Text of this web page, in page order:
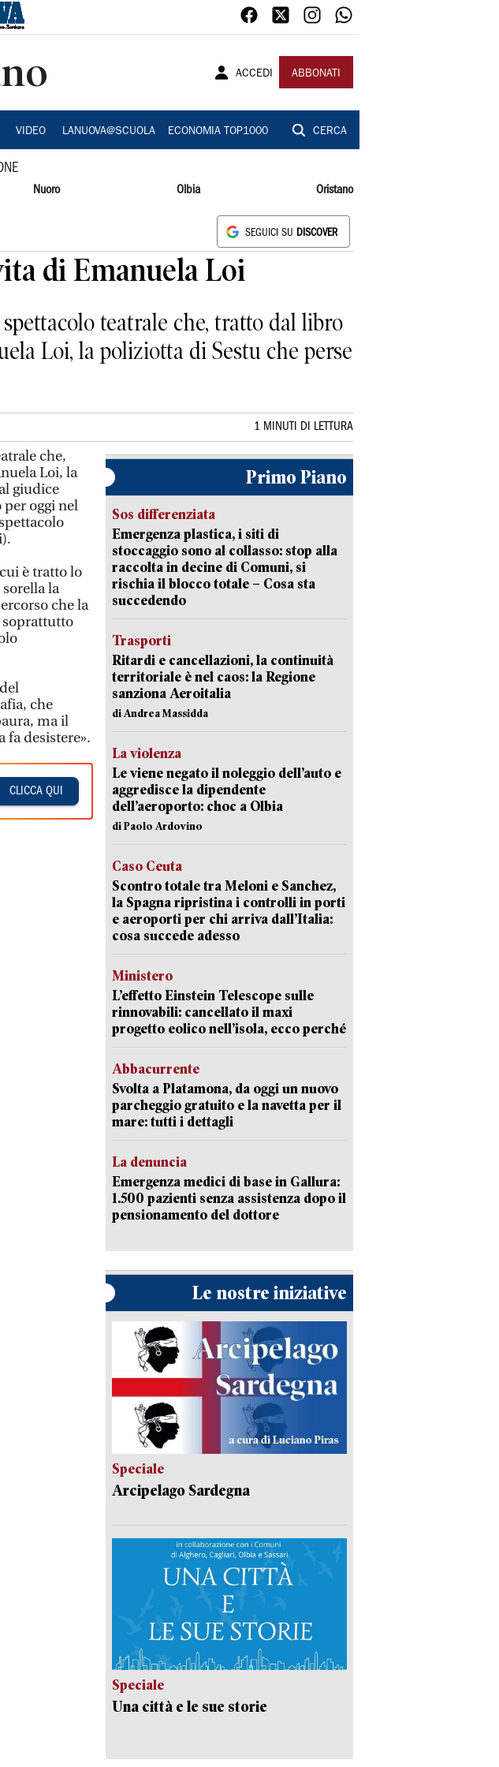
ACCEDI ABBONATI
VIDEO LANUOVA@SCUOLA ECONOMIA TOP1000 CERCA
Nuoro Olbia Oristano
SEGUICI SU DISCOVER
di Emanuela Loi
teatrale che, tratto dal libro
Loi, la poliziotta di Sestu che perse
1 MINUTI DI LETTURA
che,
Loi, la
giudice
per oggi nel
è tratto lo
la
che la
soprattutto
che
ma il
fa desistere».
CLICCA QUI
Primo Piano
Sos differenziata
Emergenza plastica, i siti di
stoccaggio sono al collasso: stop alla
raccolta in decine di Comuni, si
rischia il blocco totale – Cosa sta
succedendo
Trasporti
Ritardi e cancellazioni, la continuità
territoriale è nel caos: la Regione
sanziona Aeroitalia
di Andrea Massidda
La violenza
Le viene negato il noleggio dell’auto e
aggredisce la dipendente
dell’aeroporto: choc a Olbia
di Paolo Ardovino
Caso Ceuta
Scontro totale tra Meloni e Sanchez,
la Spagna ripristina i controlli in porti
e aeroporti per chi arriva dall’Italia:
cosa succede adesso
Ministero
L’effetto Einstein Telescope sulle
rinnovabili: cancellato il maxi
progetto eolico nell’isola, ecco perché
Abbacurrente
Svolta a Platamona, da oggi un nuovo
parcheggio gratuito e la navetta per il
mare: tutti i dettagli
La denuncia
Emergenza medici di base in Gallura:
1.500 pazienti senza assistenza dopo il
pensionamento del dottore
Le nostre iniziative
Speciale
Arcipelago Sardegna
Speciale
Una città e le sue storie